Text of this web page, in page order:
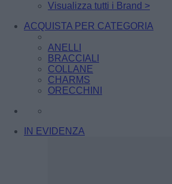
Visualizza tutti i Brand >
ACQUISTA PER CATEGORIA
ANELLI
BRACCIALI
COLLANE
CHARMS
ORECCHINI
IN EVIDENZA